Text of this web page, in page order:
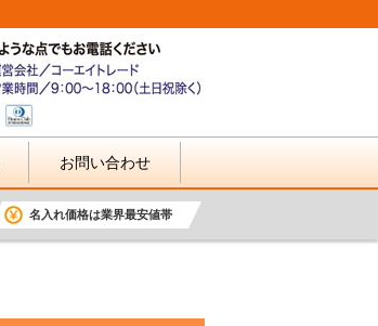
お問い合わせ
名入れ価格は業界最安値帯